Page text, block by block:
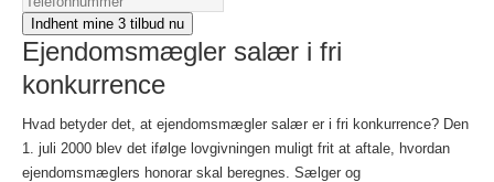
Indhent mine 3 tilbud nu
Ejendomsmægler salær i fri
konkurrence
Hvad betyder det, at ejendomsmægler salær er i fri konkurrence? Den
1. juli 2000 blev det ifølge lovgivningen muligt frit at aftale, hvordan
ejendomsmæglers honorar skal beregnes. Sælger og